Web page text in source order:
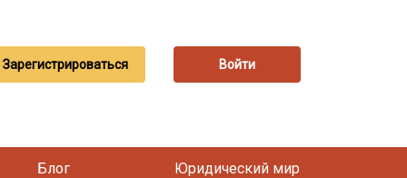
Зарегистрироваться Войти
Блог Юридический мир